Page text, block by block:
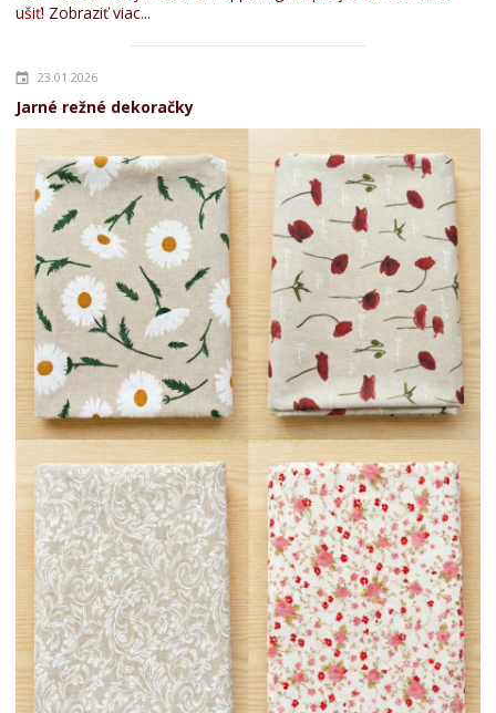
ušiť! Zobraziť viac...
23.01.2026
Jarné režné dekoračky